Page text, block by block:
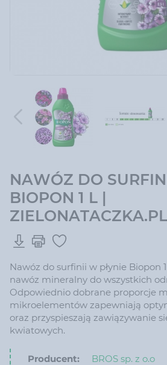
NAWÓZ DO
BIOPON 1 L |
ZIELONATACZKA.PL
Nawóz do surfinii w płynie Biopon
nawóz mineralny do wszystkich
Odpowiednio dobrane proporcje
mikroelementów zapewniają
oraz przyspieszają zawiązywanie
kwiatowych.
Producent:
BROS sp. z o.o